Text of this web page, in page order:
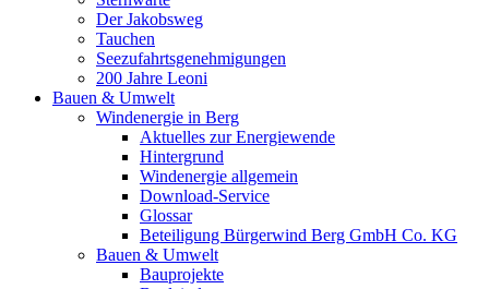
Der Jakobsweg
Tauchen
Seezufahrtsgenehmigungen
200 Jahre Leoni
Bauen & Umwelt
Windenergie in Berg
Aktuelles zur Energiewende
Hintergrund
Windenergie allgemein
Download-Service
Glossar
Beteiligung Bürgerwind Berg GmbH Co. KG
Bauen & Umwelt
Bauprojekte